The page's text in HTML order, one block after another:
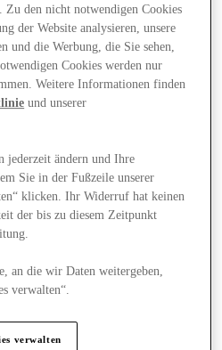
den nicht notwendigen Cookies
der Website analysieren, unsere
und die Werbung, die Sie sehen,
Cookies werden nur
Weitere Informationen finden
und unserer
jederzeit ändern und Ihre
Sie in der Fußzeile unserer
klicken. Ihr Widerruf hat keinen
der bis zu diesem Zeitpunkt
an die wir Daten weitergeben,
verwalten“.
verwalten